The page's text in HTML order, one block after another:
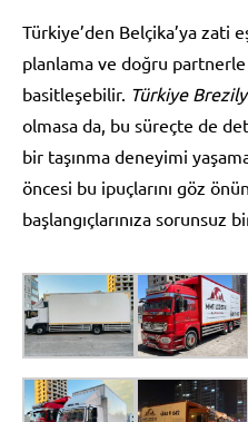
Türkiye’den Belçika’ya zati
planlama ve doğru partnerle
basitleşebilir. Türkiye
olmasa da, bu süreçte de
bir taşınma deneyimi
öncesi bu ipuçlarını göz
başlangıçlarınıza sorunsuz